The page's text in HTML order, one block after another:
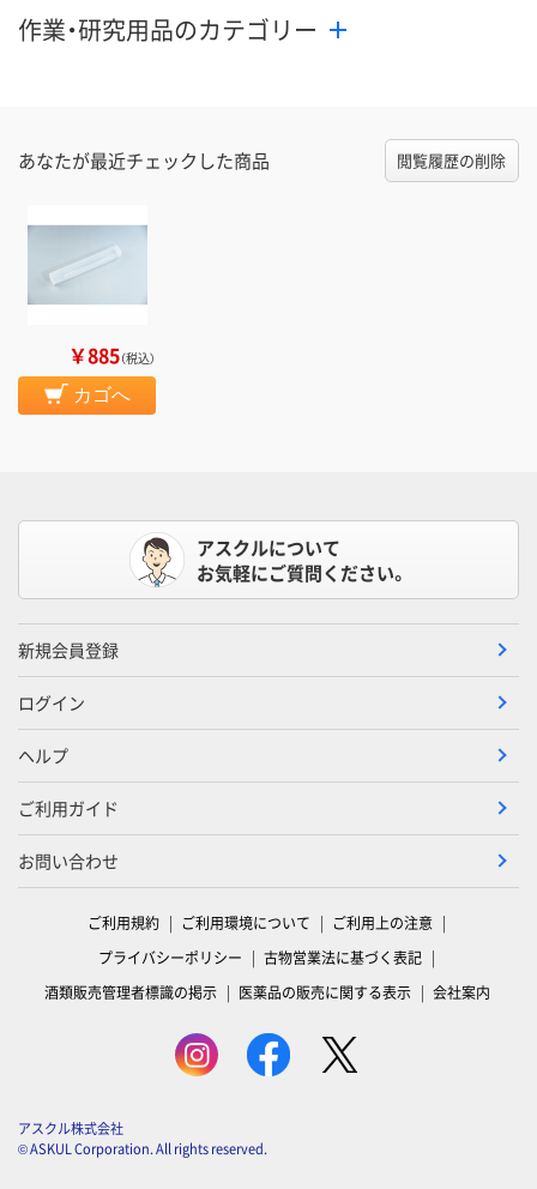
作業・研究用品のカテゴリー
あなたが最近チェックした商品 閲覧履歴の削除
￥885（税込）
カゴへ
アスクルについて
お気軽にご質問ください。
新規会員登録
ログイン
ヘルプ
ご利用ガイド
お問い合わせ
ご利用規約 ご利用環境について
ご利用上の注意
プライバシーポリシー
古物営業法に基づく表記
酒類販売管理者標識の掲示
医薬品の販売に関する表示 会社案内
アスクル株式会社
© ASKUL Corporation. All rights reserved.